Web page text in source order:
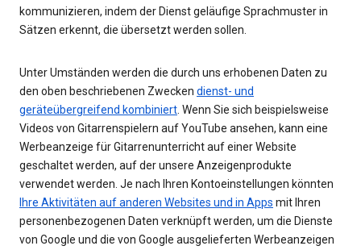
kommunizieren, indem der Dienst geläufige Sprachmuster in
Sätzen erkennt, die übersetzt werden sollen.
Unter Umständen werden die durch uns erhobenen Daten zu
den oben beschriebenen Zwecken dienst- und
geräteübergreifend kombiniert . Wenn Sie sich beispielsweise
Videos von Gitarrenspielern auf YouTube ansehen, kann eine
Werbeanzeige für Gitarrenunterricht auf einer Website
geschaltet werden, auf der unsere Anzeigenprodukte
verwendet werden. Je nach Ihren Kontoeinstellungen könnten
Ihre Aktivitäten auf anderen Websites und in Apps mit Ihren
personenbezogenen Daten verknüpft werden, um die Dienste
von Google und die von Google ausgelieferten Werbeanzeigen